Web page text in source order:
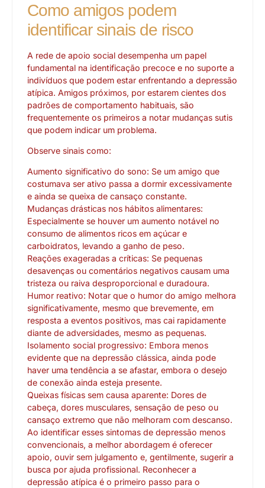
Como amigos podem
identificar sinais de risco
A rede de apoio social desempenha um papel
fundamental na identificação precoce e no suporte a
indivíduos que podem estar enfrentando a depressão
atípica. Amigos próximos, por estarem cientes dos
padrões de comportamento habituais, são
frequentemente os primeiros a notar mudanças sutis
que podem indicar um problema.
Observe sinais como:
Aumento significativo do sono: Se um amigo que
costumava ser ativo passa a dormir excessivamente
e ainda se queixa de cansaço constante.
Mudanças drásticas nos hábitos alimentares:
Especialmente se houver um aumento notável no
consumo de alimentos ricos em açúcar e
carboidratos, levando a ganho de peso.
Reações exageradas a críticas: Se pequenas
desavenças ou comentários negativos causam uma
tristeza ou raiva desproporcional e duradoura.
Humor reativo: Notar que o humor do amigo melhora
significativamente, mesmo que brevemente, em
resposta a eventos positivos, mas cai rapidamente
diante de adversidades, mesmo as pequenas.
Isolamento social progressivo: Embora menos
evidente que na depressão clássica, ainda pode
haver uma tendência a se afastar, embora o desejo
de conexão ainda esteja presente.
Queixas físicas sem causa aparente: Dores de
cabeça, dores musculares, sensação de peso ou
cansaço extremo que não melhoram com descanso.
Ao identificar esses sintomas de depressão menos
convencionais, a melhor abordagem é oferecer
apoio, ouvir sem julgamento e, gentilmente, sugerir a
busca por ajuda profissional. Reconhecer a
depressão atípica é o primeiro passo para o